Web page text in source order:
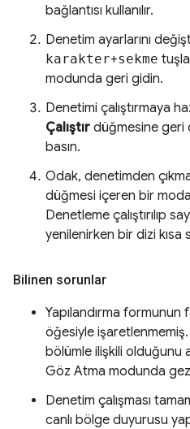
bağlantısı kullanılır.
Denetim ayarlarını
karakter+sekme
modunda geri gidin.
Denetimi çalıştırmaya
Çalıştır düğmesine geri
basın.
Odak, denetimden
düğmesi içeren bir
Denetleme çalıştırılıp
yenilenirken bir dizi kısa
Bilinen sorunlar
Yapılandırma formunun
öğesiyle
bölümle ilişkili olduğunu
Göz Atma modunda
Denetim çalışması
canlı bölge duyurusu